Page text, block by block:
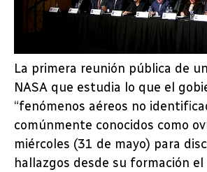
La primera reunión pública de
NASA que estudia lo que el
“fenómenos aéreos no
comúnmente conocidos como
miércoles (31 de mayo) para
hallazgos desde su formación el